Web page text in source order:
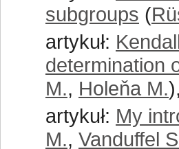
subgroups (
artykuł:
determination
M., Holeňa M.
artykuł: My
M., Vanduffel